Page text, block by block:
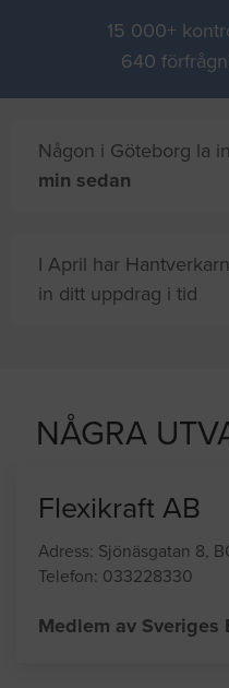
15 000+
640
Någon i Göteborg la
min sedan
I April har
in ditt uppdrag i tid
NÅGRA
Flexikraft AB
Adress: Sjönäsgatan 8,
Telefon: 033228330
Medlem av